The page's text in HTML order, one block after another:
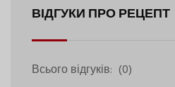
ВІДГУКИ ПРО РЕЦЕПТ
Всього відгуків: (0)